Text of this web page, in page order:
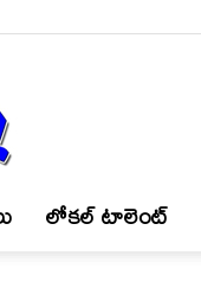
లోకల్ టాలెంట్